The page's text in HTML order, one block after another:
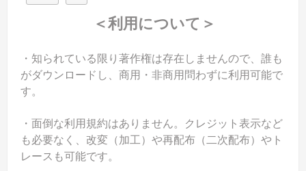
＜利用について＞
・知られている限り著作権は存在しませんので、誰も
がダウンロードし、商用・非商用問わずに利用可能で
す。
・面倒な利用規約はありません。クレジット表示など
も必要なく、改変（加工）や再配布（二次配布）やト
レースも可能です。